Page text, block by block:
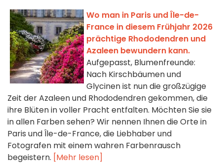
Wo man in Paris und Île-de-
France in diesem Frühjahr 2026
prächtige Rhododendren und
Azaleen bewundern kann.
Aufgepasst, Blumenfreunde:
Nach Kirschbäumen und
Glycinen ist nun die großzügige
Zeit der Azaleen und Rhododendren gekommen, die
ihre Blüten in voller Pracht entfalten. Möchten Sie sie
in allen Farben sehen? Wir nennen Ihnen die Orte in
Paris und Île-de-France, die Liebhaber und
Fotografen mit einem wahren Farbenrausch
begeistern. [Mehr lesen]